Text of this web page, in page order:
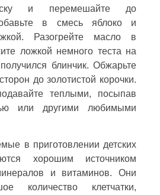
и перемешайте до
в смесь яблоко и
Разогрейте масло в
ложкой немного теста на
блинчик. Обжарьте
до золотистой корочки.
теплыми, посыпав
или другими любимыми
в приготовлении детских
хорошим источником
и витаминов. Они
количество клетчатки,